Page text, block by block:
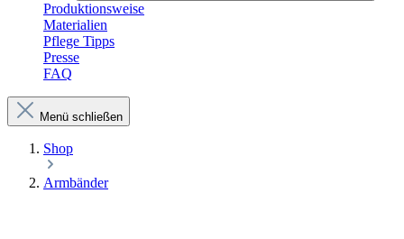
Produktionsweise
Materialien
Pflege Tipps
Presse
FAQ
Menü schließen
Shop
Armbänder